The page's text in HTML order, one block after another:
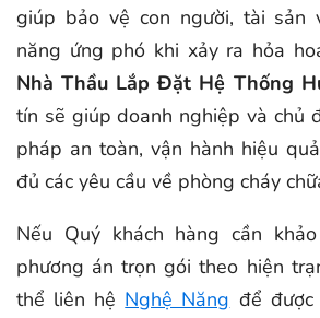
giúp bảo vệ con người, tài sản
năng ứng phó khi xảy ra hỏa
Nhà Thầu Lắp Đặt Hệ Thống
tín sẽ giúp doanh nghiệp và chủ
pháp an toàn, vận hành hiệu
đủ các yêu cầu về phòng cháy
Nếu Quý khách hàng cần
phương án trọn gói theo hiện
thể liên hệ Nghệ Năng để